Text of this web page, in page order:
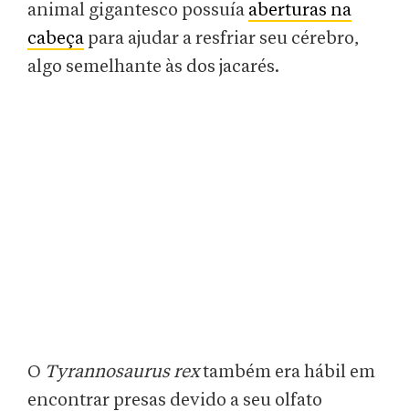
animal gigantesco possuía aberturas na
cabeça para ajudar a resfriar seu cérebro,
algo semelhante às dos jacarés.
O Tyrannosaurus rextambém era hábil em
encontrar presas devido a seu olfato